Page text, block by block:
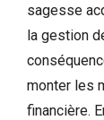
sagesse
la gestion
monter les
financière.